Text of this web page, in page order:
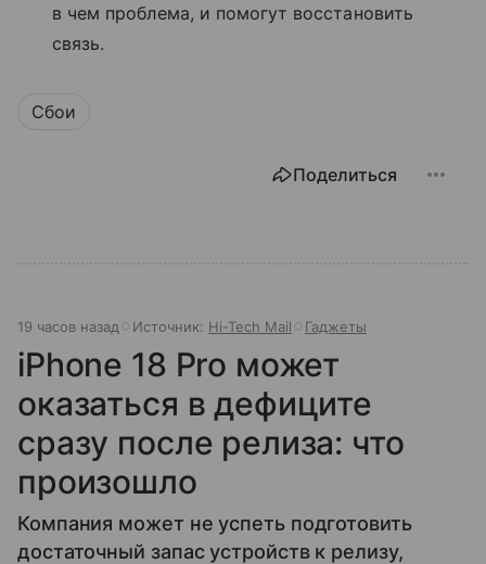
в чем проблема, и помогут восстановить
связь.
Сбои
Поделиться
19 часов назад Источник: Hi-Tech Mail Гаджеты
iPhone 18 Pro может
оказаться в дефиците
сразу после релиза: что
произошло
Компания может не успеть подготовить
достаточный запас устройств к релизу,